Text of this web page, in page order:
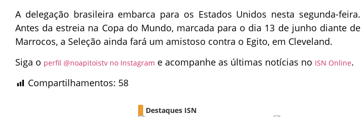
A delegação brasileira embarca para os Estados Unidos nesta segunda-feira.
Antes da estreia na Copa do Mundo, marcada para o dia 13 de junho diante de
Marrocos, a Seleção ainda fará um amistoso contra o Egito, em Cleveland.
Siga o perfil @noapitoistv no Instagram e acompanhe as últimas notícias no ISN Online.
Compartilhamentos: 58
Destaques ISN